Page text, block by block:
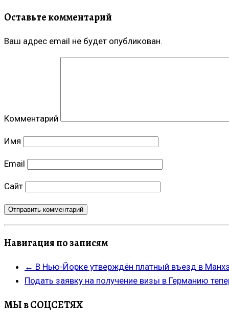
Оставьте комментарий
Ваш адрес email не будет опубликован.
Комментарий
Имя
Email
Сайт
Навигация по записям
← В Нью-Йорке утверждён платный въезд в
Подать заявку на получение визы в Германию
МЫ в СОЦСЕТЯХ